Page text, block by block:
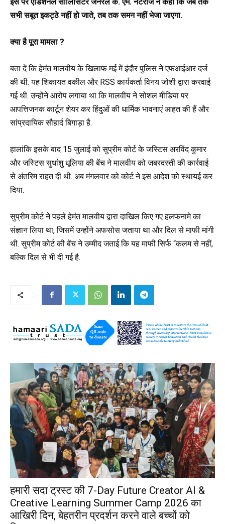
सभी सबूत इकट्ठे नहीं हो जाते, तब तक समन नहीं भेजा जाएगा.
क्या है पूरा मामला ?
बता दें कि हेमंत मालवीय के खिलाफ मई में इंदौर पुलिस ने एफआईआर दर्ज
की थी. यह शिकायत वकील और RSS कार्यकर्ता विनय जोशी द्वारा करवाई
गई थी. उन्होंने आरोप लगाया था कि मालवीय ने सोशल मीडिया पर
आपत्तिजनक कार्टून शेयर कर हिंदुओं की धार्मिक भावनाएं आहत की हैं और
सांप्रदायिक सौहार्द बिगाड़ा है.
हालांकि इसके बाद 15 जुलाई को सुप्रीम कोर्ट के जस्टिस अरविंद कुमार
और जस्टिस सुधांशु धूलिया की बेंच ने मालवीय को जबरदस्ती की कार्रवाई
से अंतरिम राहत दी थी. अब मंगलवार को कोर्ट ने इस आदेश को स्थायई कर
दिया.
सुप्रीम कोर्ट ने पहले हेमंत मालवीय द्वारा दाखिल किए गए हलफनामे का
संज्ञान लिया था, जिसमें उन्होंने अफसोस जताया था और दिल से माफी मांगी
थी. सुप्रीम कोर्ट की बेंच ने उम्मीद जताई कि यह माफी सिर्फ “कलम से नहीं,
बल्कि दिल से भी दी गई है.
हमारी सदा ट्रस्ट की 7-Day Future Creator AI &
Creative Learning Summer Camp 2026 का
आखिरी दिन, बेहतरीन प्रदर्शन करने वाले बच्चों को